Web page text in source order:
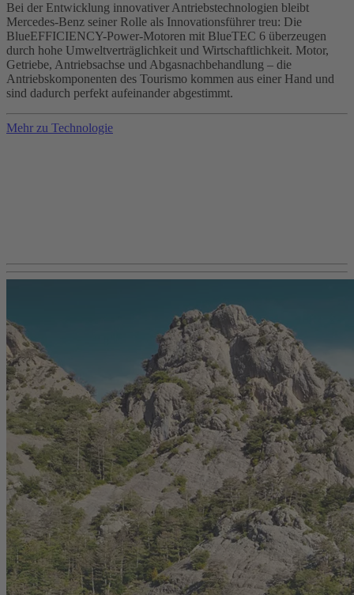
Bei der Entwicklung innovativer Antriebstechnologien bleibt
Mercedes-Benz seiner Rolle als Innovationsführer treu: Die
BlueEFFICIENCY-Power-Motoren mit BlueTEC 6 überzeugen
durch hohe Umweltverträglichkeit und Wirtschaftlichkeit. Motor,
Getriebe, Antriebsachse und Abgasnachbehandlung – die
Antriebskomponenten des Tourismo kommen aus einer Hand und
sind dadurch perfekt aufeinander abgestimmt.
Mehr zu Technologie